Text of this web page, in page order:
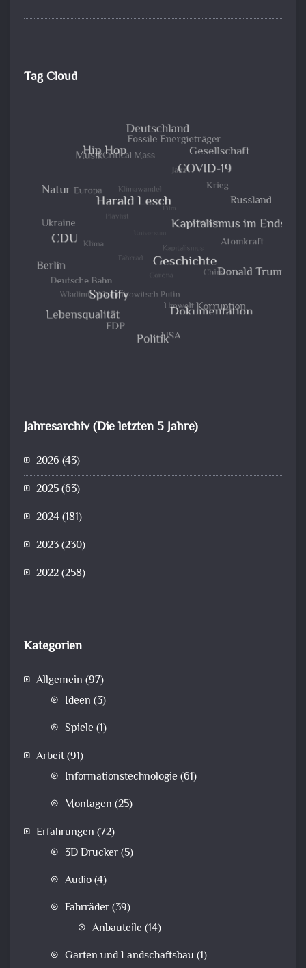
Tag Cloud
Jahresarchiv (Die letzten 5 Jahre)
2026 (43)
2025(63)
2024(181)
2023(230)
2022(258)
Kategorien
Allgemein (97)
Ideen (3)
Spiele (1)
Arbeit(91)
Informationstechnologie (61)
Montagen (25)
Erfahrungen (72)
3D Drucker(5)
Audio(4)
Fahrräder(39)
Anbauteile (14)
Garten und Landschaftsbau (1)